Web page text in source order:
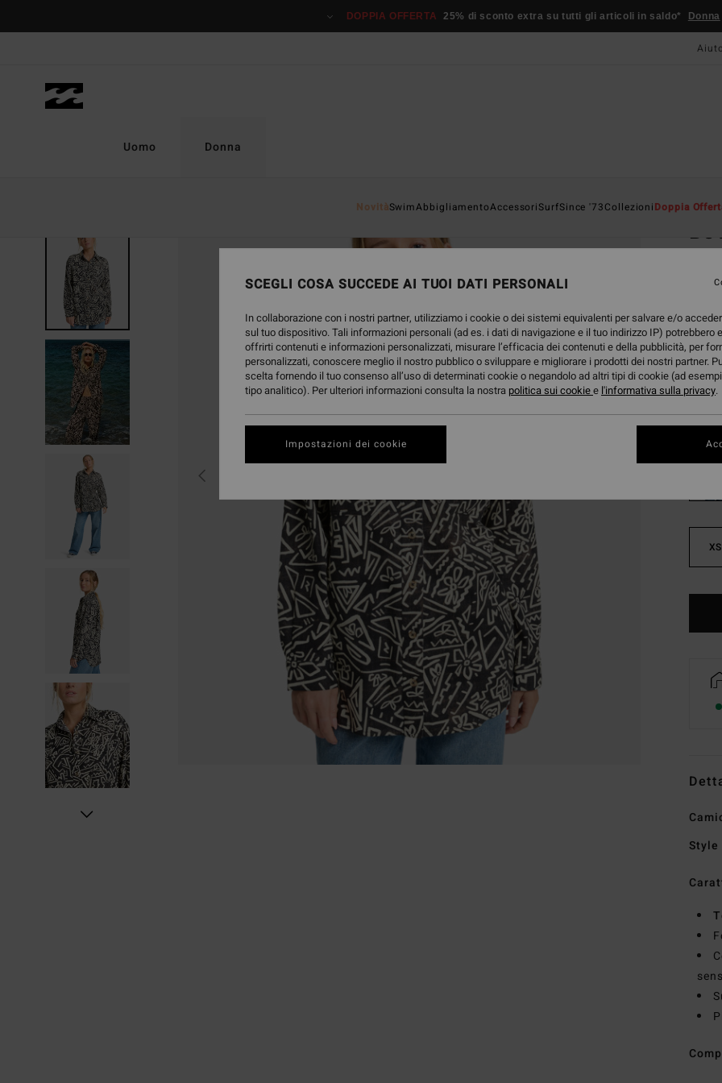
prodotto
DOPPIA OFFERTA 25% di sconto extra su tutti gli articoli in saldo* Donna
Uomo Donna
NovitàSwimAbbigliamentoAccessoriSurfSince '73CollezioniDoppia
Be
XS
Style
SCEGLI COSA SUCCEDE AI TUOI DATI PERSONALI
In collaborazione con i nostri partner, utilizziamo i cookie o dei sistemi equivalenti per salvare e/o
sul tuo dispositivo. Tali informazioni personali (ad es. i dati di navigazione e il tuo indirizzo IP) potrebbero
offrirti contenuti e informazioni personalizzati, misurare l’efficacia dei contenuti e della pubblicità, per
personalizzati, conoscere meglio il nostro pubblico o sviluppare e migliorare i prodotti dei nostri partner.
scelta fornendo il tuo consenso all’uso di determinati cookie o negandolo ad altri tipi di cookie (ad
tipo analitico). Per ulteriori informazioni consulta la nostra politica sui cookiee l'informativa sulla privacy.
Impostazioni dei cookie